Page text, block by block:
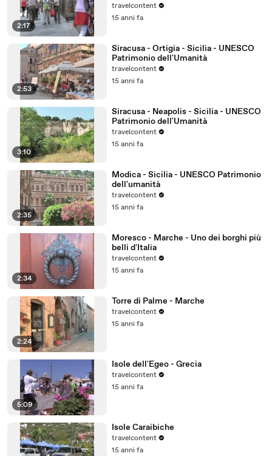
2:17
travelcontent
15 anni fa
2:53
Siracusa - Ortigia - Sicilia - UNESCO
Patrimonio dell'Umanità
travelcontent
15 anni fa
3:10
Siracusa - Neapolis - Sicilia - UNESCO
Patrimonio dell'Umanità
travelcontent
15 anni fa
2:35
Modica - Sicilia - UNESCO Patrimonio
dell'umanità
travelcontent
15 anni fa
2:34
Moresco - Marche - Uno dei borghi più
belli d'Italia
travelcontent
15 anni fa
2:24
Torre di Palme - Marche
travelcontent
15 anni fa
5:09
Isole dell'Egeo - Grecia
travelcontent
15 anni fa
Isole Caraibiche
travelcontent
15 anni fa